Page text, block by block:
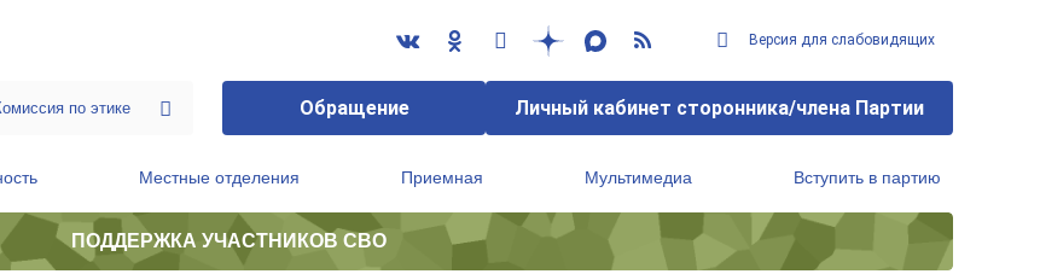
Версия для слабовидящих
Обращение Личный кабинет сторонника/члена Партии
Местные отделения Приемная Мультимедиа Вступить в партию
ПОДДЕРЖКА УЧАСТНИКОВ СВО